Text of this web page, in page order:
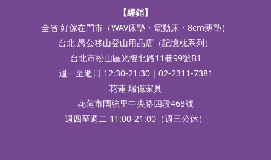
【經銷】
全省 好傢在門市（WAV床墊・電動床・8cm薄墊）
台北 愚公移山登山用品店（記憶枕系列）
台北市松山區光復北路11巷99號B1
週一至週日 12:30-21:30｜02-2311-7381
花蓮 瑞億家具
花蓮市國強里中央路四段468號
週四至週二 11:00-21:00（週三公休）